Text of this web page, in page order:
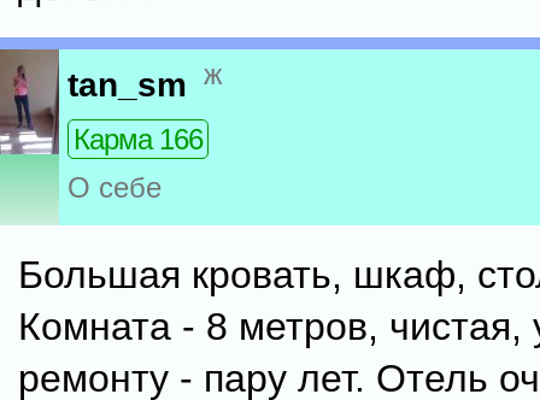
tan_sm ж
Карма 166
О себе
Большая кровать, шкаф,
Комната - 8 метров, чистая,
ремонту - пару лет. Отель